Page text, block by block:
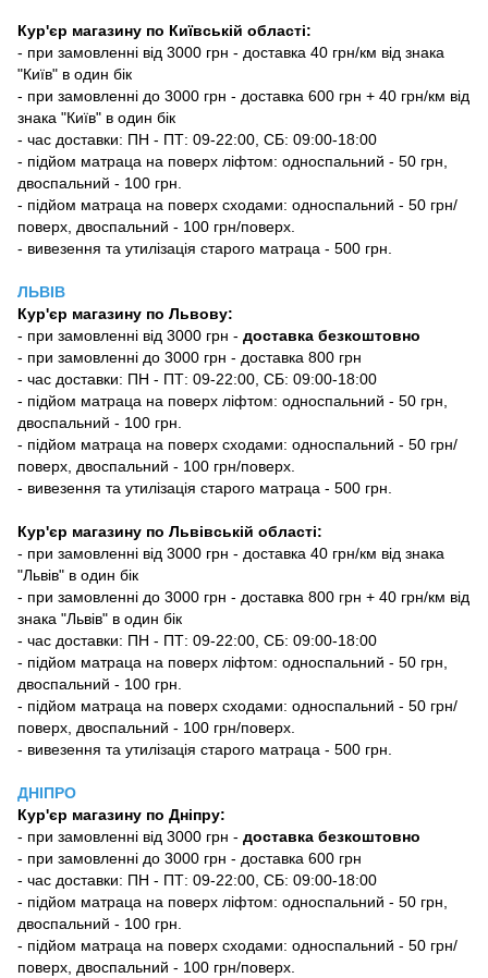
Кур'єр магазину по Київській області:
- при замовленні від 3000 грн - доставка 40 грн/км від знака
"Київ" в один бік
- при замовленні до 3000 грн - доставка 600 грн + 40 грн/км від
знака "Київ" в один бік
- час доставки: ПН - ПТ: 09-22:00, СБ: 09:00-18:00
- підйом матраца на поверх ліфтом: односпальний - 50 грн,
двоспальний - 100 грн.
- підйом матраца на поверх сходами: односпальний - 50 грн/
поверх, двоспальний - 100 грн/поверх.
- вивезення та утилізація старого матраца - 500 грн.
ЛЬВІВ
Кур'єр магазину по Львову:
- при замовленні від 3000 грн - доставка безкоштовно
- при замовленні до 3000 грн - доставка 800 грн
- час доставки: ПН - ПТ: 09-22:00, СБ: 09:00-18:00
- підйом матраца на поверх ліфтом: односпальний - 50 грн,
двоспальний - 100 грн.
- підйом матраца на поверх сходами: односпальний - 50 грн/
поверх, двоспальний - 100 грн/поверх.
- вивезення та утилізація старого матраца - 500 грн.
Кур'єр магазину по Львівській області:
- при замовленні від 3000 грн - доставка 40 грн/км від знака
"Львів" в один бік
- при замовленні до 3000 грн - доставка 800 грн + 40 грн/км від
знака "Львів" в один бік
- час доставки: ПН - ПТ: 09-22:00, СБ: 09:00-18:00
- підйом матраца на поверх ліфтом: односпальний - 50 грн,
двоспальний - 100 грн.
- підйом матраца на поверх сходами: односпальний - 50 грн/
поверх, двоспальний - 100 грн/поверх.
- вивезення та утилізація старого матраца - 500 грн.
ДНІПРО
Кур'єр магазину по Дніпру:
- при замовленні від 3000 грн - доставка безкоштовно
- при замовленні до 3000 грн - доставка 600 грн
- час доставки: ПН - ПТ: 09-22:00, СБ: 09:00-18:00
- підйом матраца на поверх ліфтом: односпальний - 50 грн,
двоспальний - 100 грн.
- підйом матраца на поверх сходами: односпальний - 50 грн/
поверх, двоспальний - 100 грн/поверх.